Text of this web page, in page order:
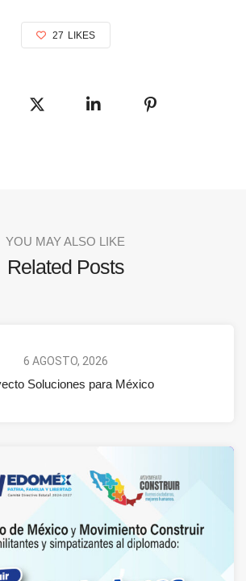
27 LIKES
YOU MAY ALSO LIKE
Related Posts
6 AGOSTO, 2026
Soluciones para México